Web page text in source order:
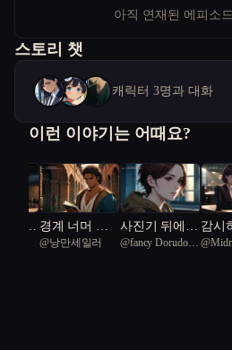
아직 연재된 에피소
스토리 챗
캐릭터 3명과 대화
이런 이야기는 어때요?
복죽 경계 너머 기
록을 쓴다
@낭만세일러
사진기 뒤에서
가족을 만났다
@fancy Dorudon
감시
이 지
@